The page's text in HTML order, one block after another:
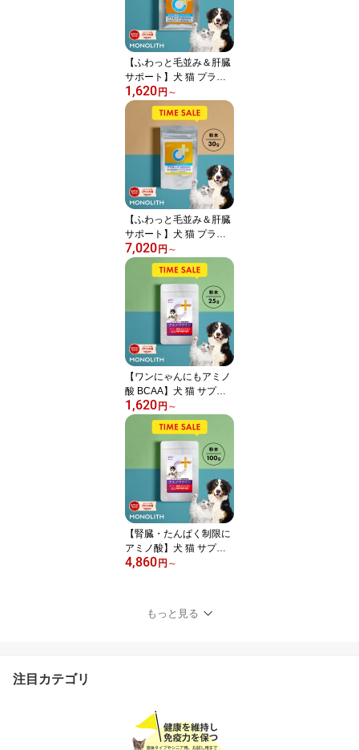
を健康に保つ ペット用
ウサギ ＜クリルオイル1
80粒＞
【ふわっと毛並み＆肝臓
サポート】犬 猫 プラセ
ンタ 犬用 猫用 サプリメ
ント ペットサプリ サプ
リ ペット用 肝臓 皮膚 健
康維持 毛艶 毛並み ふさ
ふさ ツヤツヤ ウサギ 胎
盤粉 シニア カキ肉エキ
ス 肝機能を保つ プラセ
ンタ12000 5g
1,620 円 ～
【ふわっと毛並み＆肝臓
サポート】犬 猫 プラセ
ンタ 犬用 猫用 サプリメ
ント ペットサプリ サプ
リ ペット用 肝臓 皮膚 健
康維持 毛艶 毛並み ふさ
ふさ ツヤツヤ ウサギ 胎
盤粉 シニア カキ肉エキ
ス 肝機能を保つ プラセ
ンタ12000 30g
7,020 円 ～
【ワンにゃんにもアミノ
酸 BCAA】犬 猫 サプリ
サプリメント ペットサプ
リ アミノ酸 BCAA 腎臓
サポート 腎臓療法食 併
用可 犬用 猫用 うさぎ リ
ジン タウリン タンパク
質 たんぱく制限 筋力 筋
肉 維持 ＜アミノファイ
ン 25g＞
1,620 円 ～
【腎臓・たんぱく制限に
アミノ酸】犬 猫 サプリ
サプリメント ペットサプ
可 犬用 猫用 ペット用 リ
ジン タウリン タンパク
4,860 円 ～
もっと見る
注目カテゴリ